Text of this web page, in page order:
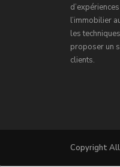
l’immobilier
les
proposer un
clients.
Copyright